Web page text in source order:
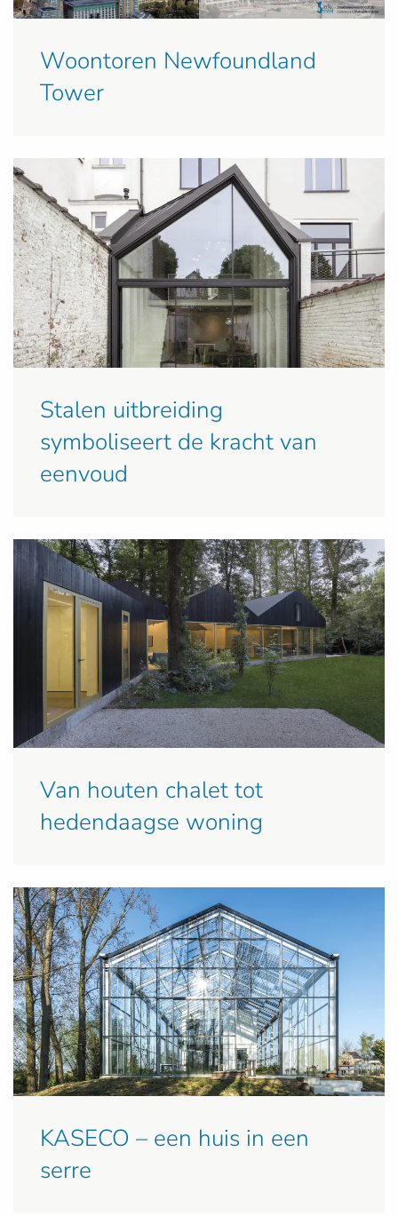
Woontoren Newfoundland
Tower
Stalen uitbreiding
symboliseert de kracht van
eenvoud
Van houten chalet tot
hedendaagse woning
KASECO – een huis in een
serre